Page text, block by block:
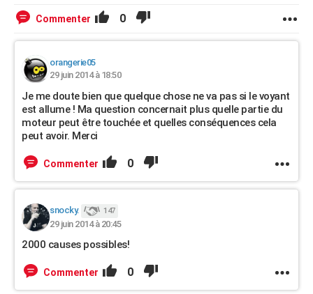
Commenter 0
orangerie05
29 juin 2014 à 18:50
Je me doute bien que quelque chose ne va pas si le voyant
est allume ! Ma question concernait plus quelle partie du
moteur peut être touchée et quelles conséquences cela
peut avoir. Merci
Commenter 0
snocky. 147
29 juin 2014 à 20:45
2000 causes possibles!
Commenter 0